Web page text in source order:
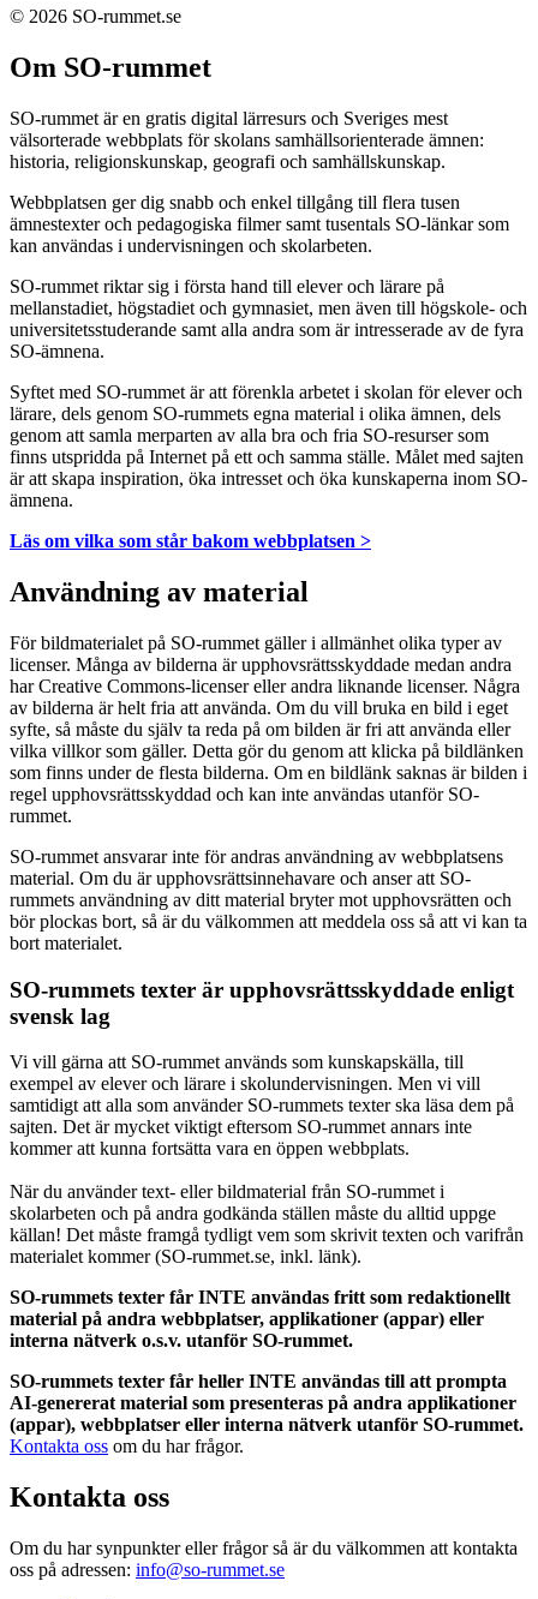
© 2026 SO-rummet.se
Om SO-rummet
SO-rummet är en gratis digital lärresurs och Sveriges mest
välsorterade webbplats för skolans samhällsorienterade ämnen:
historia, religionskunskap, geografi och samhällskunskap.
Webbplatsen ger dig snabb och enkel tillgång till flera tusen
ämnestexter och pedagogiska filmer samt tusentals SO-länkar som
kan användas i undervisningen och skolarbeten.
SO-rummet riktar sig i första hand till elever och lärare på
mellanstadiet, högstadiet och gymnasiet, men även till högskole- och
universitetsstuderande samt alla andra som är intresserade av de fyra
SO-ämnena.
Syftet med SO-rummet är att förenkla arbetet i skolan för elever och
lärare, dels genom SO-rummets egna material i olika ämnen, dels
genom att samla merparten av alla bra och fria SO-resurser som
finns utspridda på Internet på ett och samma ställe. Målet med sajten
är att skapa inspiration, öka intresset och öka kunskaperna inom SO-
ämnena.
Läs om vilka som står bakom webbplatsen >
Användning av material
För bildmaterialet på SO-rummet gäller i allmänhet olika typer av
licenser. Många av bilderna är upphovsrättsskyddade medan andra
har Creative Commons-licenser eller andra liknande licenser. Några
av bilderna är helt fria att använda. Om du vill bruka en bild i eget
syfte, så måste du själv ta reda på om bilden är fri att använda eller
vilka villkor som gäller. Detta gör du genom att klicka på bildlänken
som finns under de flesta bilderna. Om en bildlänk saknas är bilden i
regel upphovsrättsskyddad och kan inte användas utanför SO-
rummet.
SO-rummet ansvarar inte för andras användning av webbplatsens
material. Om du är upphovsrättsinnehavare och anser att SO-
rummets användning av ditt material bryter mot upphovsrätten och
bör plockas bort, så är du välkommen att meddela oss så att vi kan ta
bort materialet.
SO-rummets texter är upphovsrättsskyddade enligt
svensk lag
Vi vill gärna att SO-rummet används som kunskapskälla, till
exempel av elever och lärare i skolundervisningen. Men vi vill
samtidigt att alla som använder SO-rummets texter ska läsa dem på
sajten. Det är mycket viktigt eftersom SO-rummet annars inte
kommer att kunna fortsätta vara en öppen webbplats.
När du använder text- eller bildmaterial från SO-rummet i
skolarbeten och på andra godkända ställen måste du alltid uppge
källan! Det måste framgå tydligt vem som skrivit texten och varifrån
materialet kommer (SO-rummet.se, inkl. länk).
SO-rummets texter får INTE användas fritt som redaktionellt
material på andra webbplatser, applikationer (appar) eller
interna nätverk o.s.v. utanför SO-rummet.
SO-rummets texter får heller INTE användas till att prompta
AI-genererat material som presenteras på andra applikationer
(appar), webbplatser eller interna nätverk utanför SO-rummet.
Kontakta oss om du har frågor.
Kontakta oss
Om du har synpunkter eller frågor så är du välkommen att kontakta
oss på adressen: info@so-rummet.se